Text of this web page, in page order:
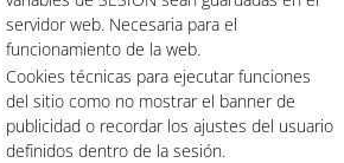
servidor web. Necesaria para el
funcionamiento de la web.
Cookies técnicas para ejecutar funciones
del sitio como no mostrar el banner de
publicidad o recordar los ajustes del usuario
definidos dentro de la sesión.